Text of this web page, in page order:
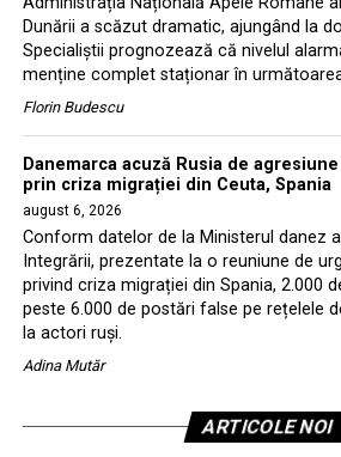
Dunării a scăzut dramatic, ajungând la
Specialiștii prognozează că nivelul
menține complet staționar în
Florin Budescu
Danemarca acuză Rusia de
prin criza migrației din Ceuta, Spania
august 6, 2026
Conform datelor de la Ministerul danez
Integrării, prezentate la o reuniune de
privind criza migrației din Spania, 2.000
peste 6.000 de postări false pe rețelele
la actori ruși.
Adina Mutăr
ARTICOLE NOI